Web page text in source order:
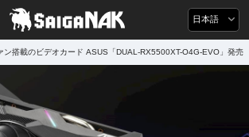
日本語
ン搭載のビデオカード ASUS「DUAL-RX5500XT-O4G-EVO」発売